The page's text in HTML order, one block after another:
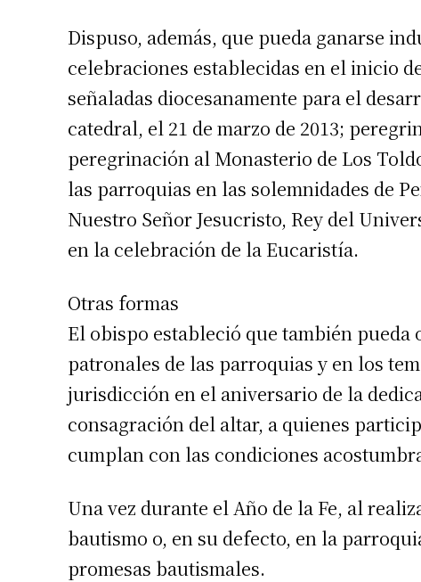
Nombre
Apellidos
Número de
Dispuso, además, que pueda ganarse
celebraciones establecidas en el inicio
señaladas diocesanamente para el
catedral, el 21 de marzo de 2013;
peregrinación al Monasterio de Los
las parroquias en las solemnidades de
Nuestro Señor Jesucristo, Rey del
en la celebración de la Eucaristía.
Otras formas
El obispo estableció que también
patronales de las parroquias y en los
jurisdicción en el aniversario de la
consagración del altar, a quienes
cumplan con las condiciones
Una vez durante el Año de la Fe, al
bautismo o, en su defecto, en la
promesas bautismales.